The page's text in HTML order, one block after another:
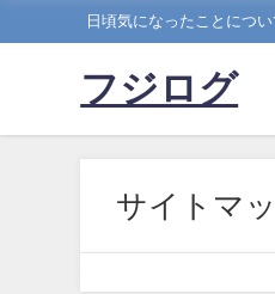
日頃気になったことにつ
フジログ
サイトマ